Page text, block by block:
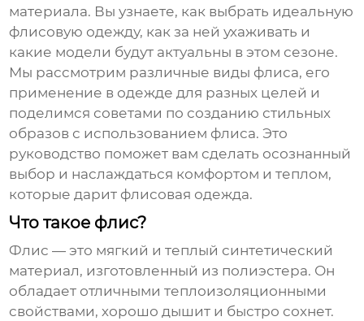
материала. Вы узнаете, как выбрать идеальную
флисовую одежду, как за ней ухаживать и
какие модели будут актуальны в этом сезоне.
Мы рассмотрим различные виды флиса, его
применение в одежде для разных целей и
поделимся советами по созданию стильных
образов с использованием флиса. Это
руководство поможет вам сделать осознанный
выбор и наслаждаться комфортом и теплом,
которые дарит флисовая одежда.
Что такое флис?
Флис — это мягкий и теплый синтетический
материал, изготовленный из полиэстера. Он
обладает отличными теплоизоляционными
свойствами, хорошо дышит и быстро сохнет.